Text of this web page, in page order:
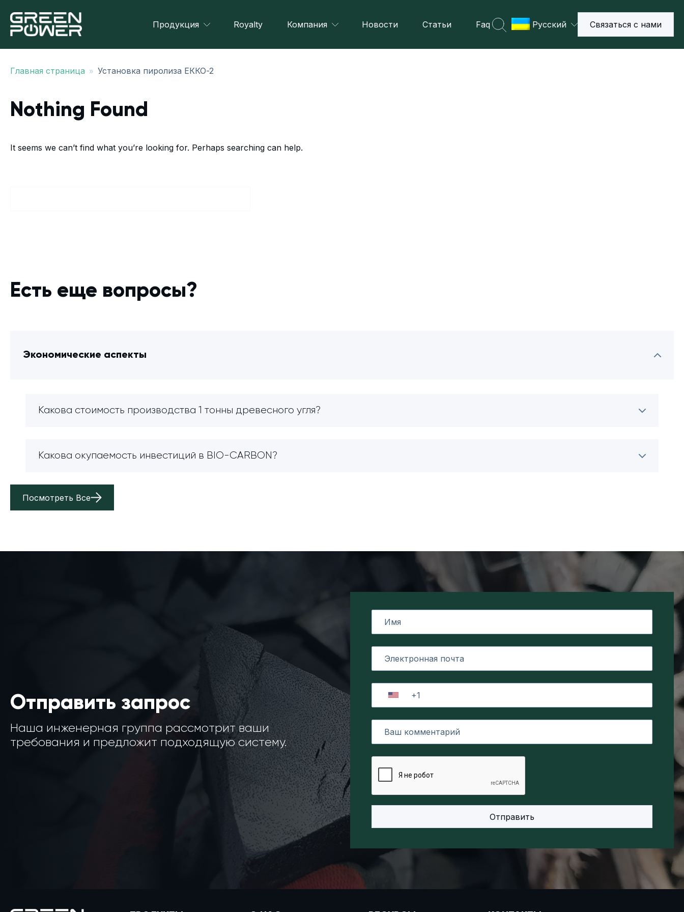
Продукция Royalty Компания Новости Статьи Faq Русский Связаться с нами
Главная страница » Установка пиролиза ЕККО-2
Nothing Found
It seems we can’t find what you’re looking for. Perhaps searching can help.
Есть еще вопросы?
Экономические аспекты
Какова стоимость производства 1 тонны древесного угля?
Какова окупаемость инвестиций в BIO-CARBON?
Посмотреть Все
Отправить запрос
Наша инженерная группа рассмотрит ваши
требования и предложит подходящую систему.